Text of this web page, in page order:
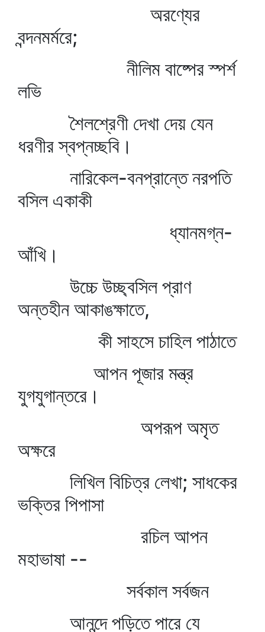
অরণ্যের
বন্দনমর্মরে;
নীলিম বাষ্পের স্পর্শ
লভি
শৈলশ্রেণী দেখা দেয় যেন
ধরণীর স্বপ্নচ্ছবি।
নারিকেল-বনপ্রান্তে নরপতি
বসিল একাকী
ধ্যানমগ্ন-
আঁখি।
উচ্চে উচ্ছ্বসিল প্রাণ
অন্তহীন আকাঙক্ষাতে,
কী সাহসে চাহিল পাঠাতে
আপন পূজার মন্ত্র
যুগযুগান্তরে।
অপরূপ অমৃত
অক্ষরে
লিখিল বিচিত্র লেখা; সাধকের
ভক্তির পিপাসা
রচিল আপন
মহাভাষা --
সর্বকাল সর্বজন
আনন্দে পড়িতে পারে যে